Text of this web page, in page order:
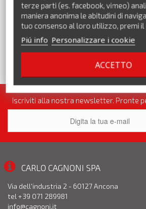
Iscriviti alla nostra newsletter. Pronte
terze parti (es. facebook, vimeo)
maniera anonima le abitudini di
tuo consenso al loro utilizzo, premi
Piú info Personalizzare i cookie
ACCETTO
CARLO CAGNONI SPA
Via dell'industria 2 - 60127 Ancona
tel +39 071 289981
info@cagnoni.it